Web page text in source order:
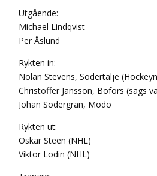
Utgående:
Michael Lindqvist
Per Åslund
Rykten in:
Nolan Stevens, Södertälje
Christoffer Jansson, Bofors (sägs
Johan Södergran, Modo
Rykten ut:
Oskar Steen (NHL)
Viktor Lodin (NHL)